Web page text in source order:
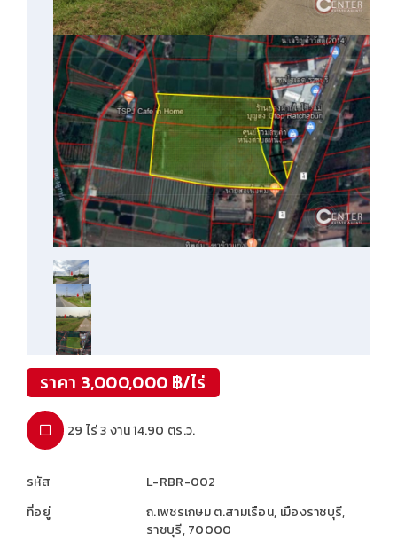
ราคา 3,000,000 ฿/ไร่
29 ไร่ 3 งาน 14.90 ตร.ว.
รหัส
L-RBR-002
ที่อยู่
ถ.เพชรเกษม ต.สามเรือน, เมืองราชบุรี,
ราชบุรี, 70000